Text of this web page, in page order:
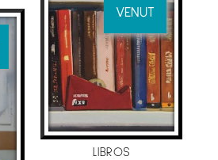
VENUT
LIBROS